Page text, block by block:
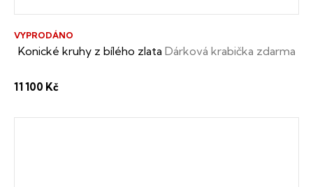
Konické kruhy z bílého zlata Dárková krabička zdarma
VYPRODÁNO
11 100 Kč